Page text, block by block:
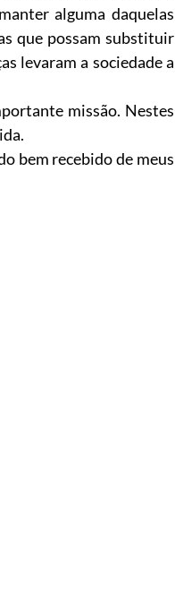
alguma daquelas
que possam substituir
levaram a sociedade a
missão. Nestes
bem recebido de meus